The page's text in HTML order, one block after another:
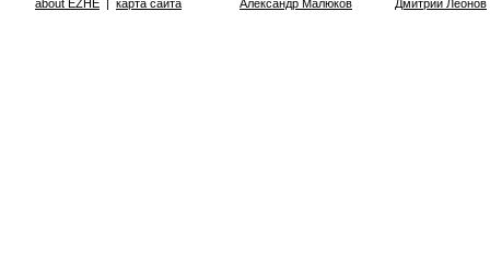
about EZHE | карта сайта
Александр Малюков
Дмитрий Леонов